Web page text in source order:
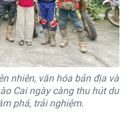
nhiên, văn hóa bản địa và
Cai ngày càng thu hút du
phá, trải nghiệm.